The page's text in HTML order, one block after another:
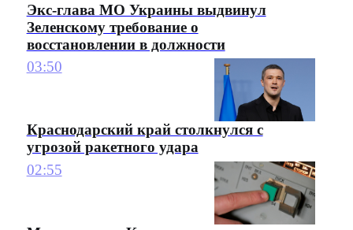
Экс-глава МО Украины выдвинул
Зеленскому требование о
восстановлении в должности
03:50
Краснодарский край столкнулся с
угрозой ракетного удара
02:55